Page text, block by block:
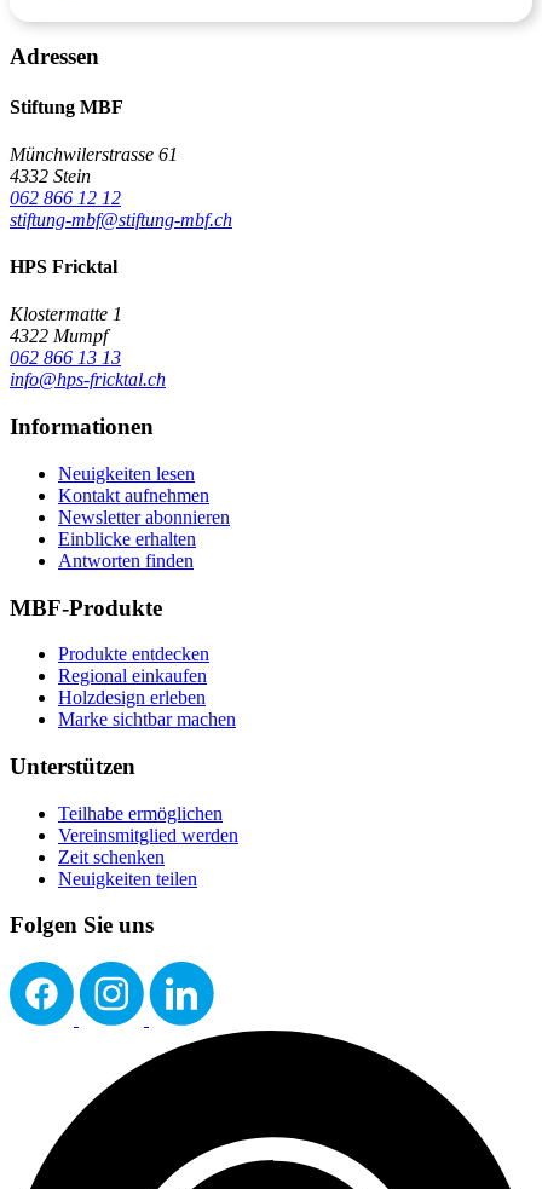
Adressen
Stiftung MBF
Münchwilerstrasse 61
4332 Stein
062 866 12 12
stiftung-mbf@stiftung-mbf.ch
HPS Fricktal
Klostermatte 1
4322 Mumpf
062 866 13 13
info@hps-fricktal.ch
Informationen
Neuigkeiten lesen
Kontakt aufnehmen
Newsletter abonnieren
Einblicke erhalten
Antworten finden
MBF-Produkte
Produkte entdecken
Regional einkaufen
Holzdesign erleben
Marke sichtbar machen
Unterstützen
Teilhabe ermöglichen
Vereinsmitglied werden
Zeit schenken
Neuigkeiten teilen
Folgen Sie uns